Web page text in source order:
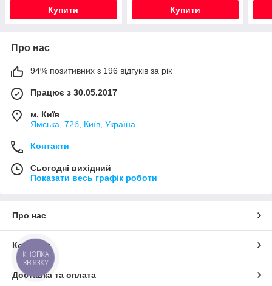
Купити Купити
Про нас
94% позитивних з 196 відгуків за рік
Працює з 30.05.2017
м. Київ
Ямська, 72б, Київ, Україна
Контакти
Сьогодні вихідний
Показати весь графік роботи
Про нас
Контакти
Доставка та оплата
КНОПКА
ЗВ'ЯЗКУ